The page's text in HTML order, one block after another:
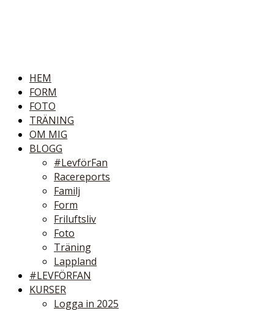
HEM
FORM
FOTO
TRÄNING
OM MIG
BLOGG
#LevförFan
Racereports
Familj
Form
Friluftsliv
Foto
Träning
Lappland
#LEVFÖRFAN
KURSER
Logga in 2025